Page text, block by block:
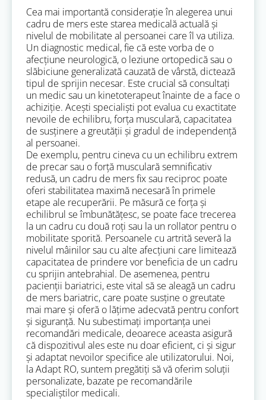
Cea mai importantă considerație în alegerea unui
cadru de mers este starea medicală actuală și
nivelul de mobilitate al persoanei care îl va utiliza.
Un diagnostic medical, fie că este vorba de o
afecțiune neurologică, o leziune ortopedică sau o
slăbiciune generalizată cauzată de vârstă, dictează
tipul de sprijin necesar. Este crucial să consultați
un medic sau un kinetoterapeut înainte de a face o
achiziție. Acești specialiști pot evalua cu exactitate
nevoile de echilibru, forța musculară, capacitatea
de susținere a greutății și gradul de independență
al persoanei.
De exemplu, pentru cineva cu un echilibru extrem
de precar sau o forță musculară semnificativ
redusă, un cadru de mers fix sau reciproc poate
oferi stabilitatea maximă necesară în primele
etape ale recuperării. Pe măsură ce forța și
echilibrul se îmbunătățesc, se poate face trecerea
la un cadru cu două roți sau la un rollator pentru o
mobilitate sporită. Persoanele cu artrită severă la
nivelul mâinilor sau cu alte afecțiuni care limitează
capacitatea de prindere vor beneficia de un cadru
cu sprijin antebrahial. De asemenea, pentru
pacienții bariatrici, este vital să se aleagă un cadru
de mers bariatric, care poate susține o greutate
mai mare și oferă o lățime adecvată pentru confort
și siguranță. Nu subestimați importanța unei
recomandări medicale, deoarece aceasta asigură
că dispozitivul ales este nu doar eficient, ci și sigur
și adaptat nevoilor specifice ale utilizatorului. Noi,
la Adapt RO, suntem pregătiți să vă oferim soluții
personalizate, bazate pe recomandările
specialiștilor medicali.